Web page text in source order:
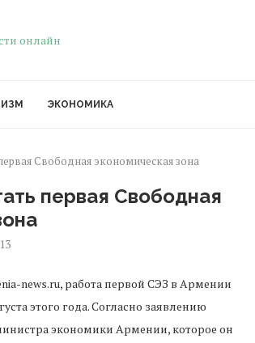
ЭКОНОМИКА
Свободная экономическая зона
первая Свободная
news.ru, работа первой СЭЗ в Армении
этого года. Согласно заявлению
экономики Армении, которое он